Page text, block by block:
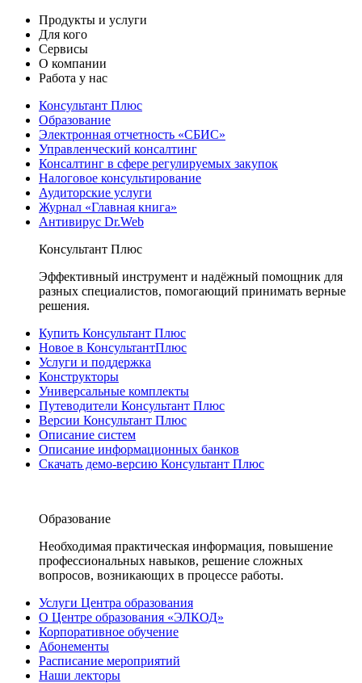
Продукты и услуги
Для кого
Сервисы
О компании
Работа у нас
Консультант Плюс
Образование
Электронная отчетность «СБИС»
Управленческий консалтинг
Консалтинг в сфере регулируемых закупок
Налоговое консультирование
Аудиторские услуги
Журнал «Главная книга»
Антивирус Dr.Web
Консультант Плюс
Эффективный инструмент и надёжный помощник для
разных специалистов, помогающий принимать верные
решения.
Купить Консультант Плюс
Новое в КонсультантПлюс
Услуги и поддержка
Конструкторы
Универсальные комплекты
Путеводители Консультант Плюс
Версии Консультант Плюс
Описание систем
Описание информационных банков
Скачать демо-версию Консультант Плюс
Образование
Необходимая практическая информация, повышение
профессиональных навыков, решение сложных
вопросов, возникающих в процессе работы.
Услуги Центра образования
О Центре образования «ЭЛКОД»
Корпоративное обучение
Абонементы
Расписание мероприятий
Наши лекторы